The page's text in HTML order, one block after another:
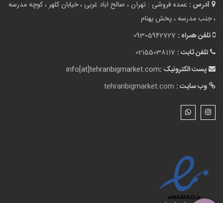
آدرس : عمده فروشی : تهران ، صالح اباد غربی ، خیابان کلهر ، کوچه مدرسه
، جنب مدرسه ، پخش بهنام
تلفن همراه : 09305942727
تلفن ثابت : 02155038117
پست الکترونیک :info[at]tehranbigmarket.com
وب سایت : tehranbigmarket.com